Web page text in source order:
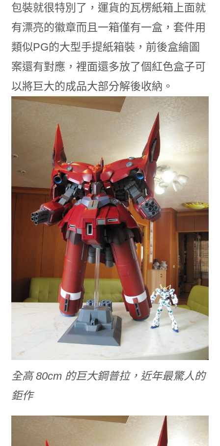
包裝就很特別了，運貨的瓦楞紙箱上面就
有漂亮的徽章而且一箱僅有一盒，套件用
類似PG的大型手提紙箱裝，前後盒繪圖
案還有對應，裡面還多放了個紅色盒子可
以將巨大的成品大部分解後收納。
全高 80cm 的巨大鋼普拉，近年最驚人的
鉅作